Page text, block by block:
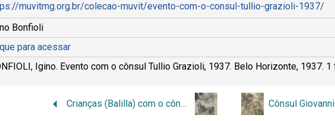
muvitmg.org.br/colecao-muvit/evento-com-o-consul-tullio-grazioli-1937/
Bonfioli
para acessar
Igino. Evento com o cônsul Tullio Grazioli, 1937. Belo Horizonte, 1937.
Crianças (Balilla) com o cônsul Lorenzo Nicolai